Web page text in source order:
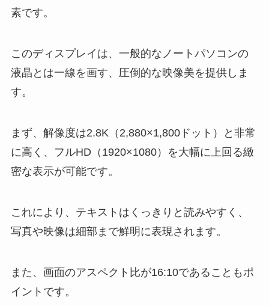
素です。
このディスプレイは、一般的なノートパソコンの
液晶とは一線を画す、圧倒的な映像美を提供しま
す。
まず、解像度は2.8K（2,880×1,800ドット）と非常
に高く、フルHD（1920×1080）を大幅に上回る緻
密な表示が可能です。
これにより、テキストはくっきりと読みやすく、
写真や映像は細部まで鮮明に表現されます。
また、画面のアスペクト比が16:10であることもポ
イントです。